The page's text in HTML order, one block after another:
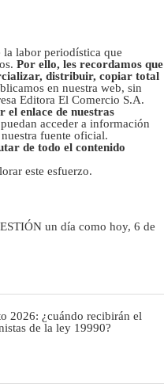
labor periodística que
Por ello, les recordamos que
distribuir, copiar total
en nuestra web, sin
Editora El Comercio S.A.
enlace de nuestras
acceder a información
fuente oficial.
de todo el contenido
este esfuerzo.
un día como hoy, 6 de
2026: ¿cuándo recibirán el
de la ley 19990?